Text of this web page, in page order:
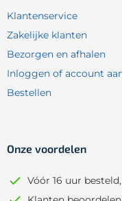
Klantenservice
Zakelijke klanten
Bezorgen en afhalen
Inloggen of account
Bestellen
Onze voordelen
Vóór 16 uur